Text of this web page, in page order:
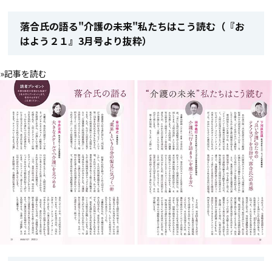
落合氏の語る"介護の未来"私たちはこう読む（『お
はよう２１』3月号より抜粋）
»記事を読む